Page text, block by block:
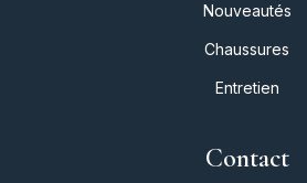
Nouveautés
Chaussures
Entretien
Contact